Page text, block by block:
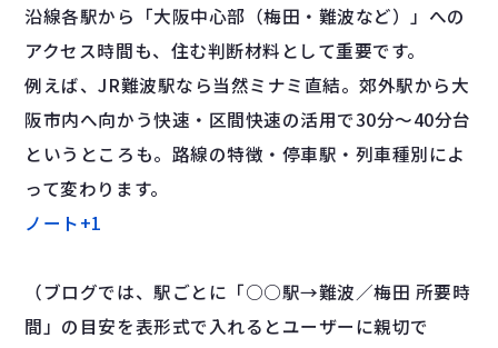
沿線各駅から「大阪中心部（梅田・難波など）」への
アクセス時間も、住む判断材料として重要です。
例えば、JR難波駅なら当然ミナミ直結。郊外駅から大
阪市内へ向かう快速・区間快速の活用で30分～40分台
というところも。路線の特徴・停車駅・列車種別によ
って変わります。
ノート+1
（ブログでは、駅ごとに「○○駅→難波／梅田 所要時
間」の目安を表形式で入れるとユーザーに親切で